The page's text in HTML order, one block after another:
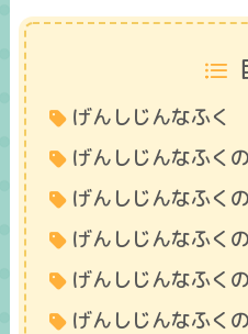
げんしじんなふく
げんしじんなふく
げんしじんなふく
げんしじんなふく
げんしじんなふく
げんしじんなふく